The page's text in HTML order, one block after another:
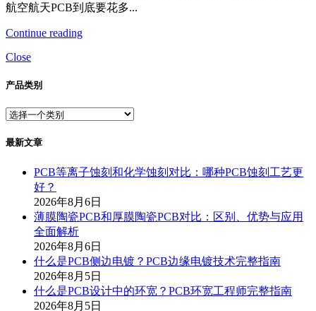
航空航天PCB到底要花多...
Continue reading
Close
产品类别
最新文章
PCB等离子蚀刻和化学蚀刻对比：哪种PCB蚀刻工艺更
好？
2026年8月6日
薄膜陶瓷PCB和厚膜陶瓷PCB对比：区别、优势与应用
全面解析
2026年8月6日
什么是PCB侧边电镀？PCB边缘电镀技术完整指南
2026年8月5日
什么是PCB设计中的环宽？PCB环宽工程师完整指南
2026年8月5日